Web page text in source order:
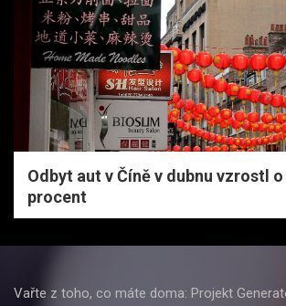
Odbyt aut v Číně v dubnu vzrostl
procent
Vařte z toho, co máte doma: Projekt